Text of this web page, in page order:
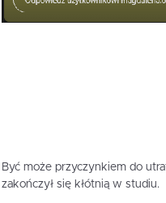
Być może przyczynkiem do
zakończył się kłótnią w studiu.